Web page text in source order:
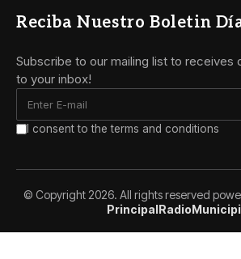
Reciba Nuestro Boletin
Subscribe to our mailing list to receives
to your inbox!
I consent to the terms and conditions
© Copyright 2026. All rights reserved
PrincipalRadio